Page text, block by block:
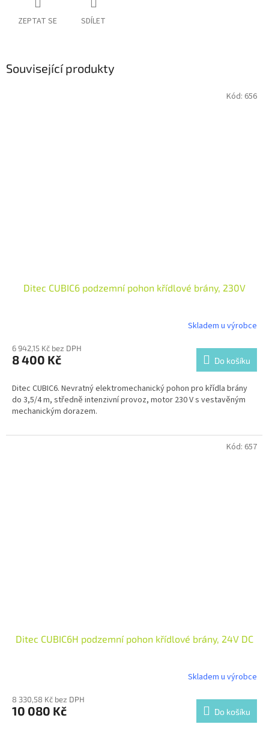
ZEPTAT SE SDÍLET
Související produkty
Ditec CUBIC6 podzemní pohon křídlové brány, 230V
Skladem u výrobce
6 942,15 Kč bez DPH
8 400 Kč Do košíku
Ditec CUBIC6. Nevratný elektromechanický pohon pro křídla brány
do 3,5/4 m, středně intenzivní provoz, motor 230 V s vestavěným
mechanickým dorazem.
Kód: 656
Ditec CUBIC6H podzemní pohon křídlové brány, 24V DC
Skladem u výrobce
8 330,58 Kč bez DPH
10 080 Kč Do košíku
Kód: 657